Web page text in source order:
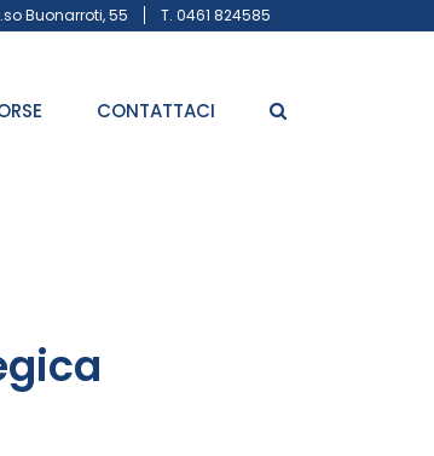
Buonarroti, 55 T. 0461 824585
CONTATTACI